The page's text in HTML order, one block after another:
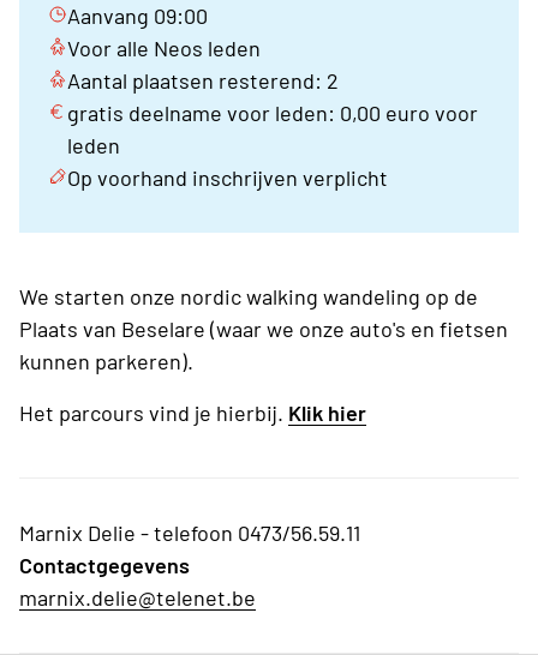
Aanvang 09:00
Voor alle Neos leden
Aantal plaatsen resterend: 2
gratis deelname voor leden: 0,00 euro voor
leden
Op voorhand inschrijven verplicht
We starten onze nordic walking wandeling op de
Plaats van Beselare (waar we onze auto's en fietsen
kunnen parkeren).
Het parcours vind je hierbij. Klik hier
Marnix Delie - telefoon 0473/56.59.11
Contactgegevens
marnix.delie@telenet.be